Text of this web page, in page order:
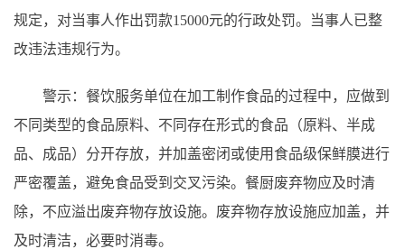
规定，对当事人作出罚款15000元的行政处罚。当事人已整
改违法违规行为。
警示：餐饮服务单位在加工制作食品的过程中，应做到
不同类型的食品原料、不同存在形式的食品（原料、半成
品、成品）分开存放，并加盖密闭或使用食品级保鲜膜进行
严密覆盖，避免食品受到交叉污染。餐厨废弃物应及时清
除，不应溢出废弃物存放设施。废弃物存放设施应加盖，并
及时清洁，必要时消毒。